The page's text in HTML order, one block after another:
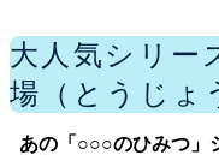
大人気シリー
場（とうじょ
あの「○○○のひみつ」